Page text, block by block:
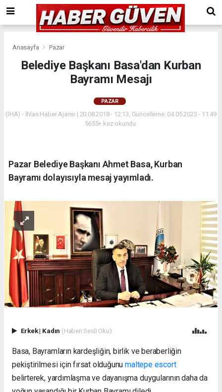
Anasayfa Pazar
Belediye Başkanı Basa'dan Kurban
Bayramı Mesajı
PAZAR
(İHA) - İhlas Haber Ajansı | 20.08.2018 - 12:13, Güncelleme: 04.05.2023 - 11:49
5655+ kez okundu.
Pazar Belediye Başkanı Ahmet Basa, Kurban
Bayramı dolayısıyla mesaj yayımladı.
Erkek| Kadın (Haberi Sesli Oku)
Basa, Bayramların kardeşliğin, birlik ve beraberliğin
pekiştirilmesi için fırsat olduğunumaltepe escort
belirterek, yardımlaşma ve dayanışma duygularının daha da